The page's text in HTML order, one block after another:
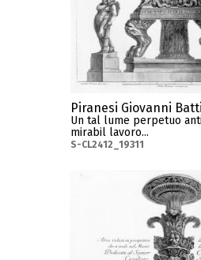
Piranesi Giovanni
Un tal lume perpetuo
mirabil lavoro...
S-CL2412_19311